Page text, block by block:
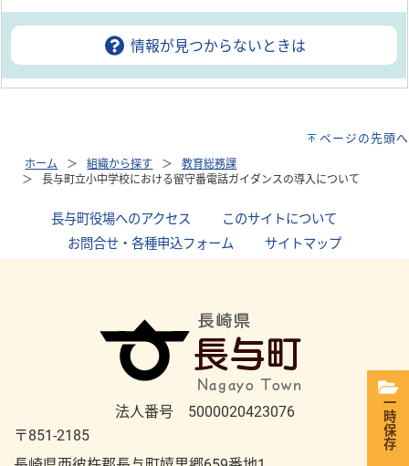
情報が見つからないときは
ページの先頭へ
ホーム 組織から探す
教育総務課
長与町立小中学校における留守番電話ガイダンスの導入について
長与町役場へのアクセス このサイトについて
お問合せ・各種申込フォーム
サイトマップ
法人番号 5000020423076
〒851-2185
一時保存